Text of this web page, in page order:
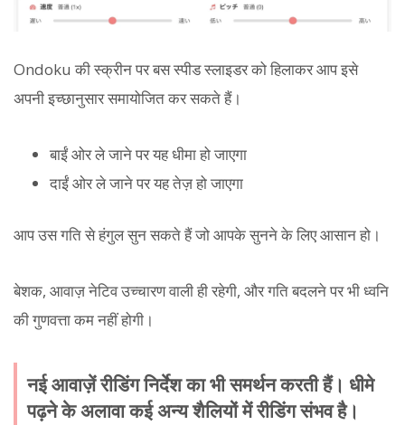
Ondoku की स्क्रीन पर बस स्पीड स्लाइडर को हिलाकर आप इसे
अपनी इच्छानुसार समायोजित कर सकते हैं।
बाईं ओर ले जाने पर यह धीमा हो जाएगा
दाईं ओर ले जाने पर यह तेज़ हो जाएगा
आप उस गति से हंगुल सुन सकते हैं जो आपके सुनने के लिए आसान हो।
बेशक, आवाज़ नेटिव उच्चारण वाली ही रहेगी, और गति बदलने पर भी ध्वनि
की गुणवत्ता कम नहीं होगी।
नई आवाज़ें रीडिंग निर्देश का भी समर्थन करती हैं। धीमे
पढ़ने के अलावा कई अन्य शैलियों में रीडिंग संभव है।